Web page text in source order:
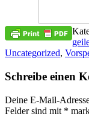
Uncategorized,
Schreibe einen
Deine E-Mail-
Felder sind mit *